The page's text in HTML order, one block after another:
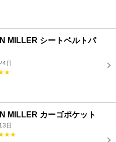
MILLER シートベルトパ
日
MILLER カーゴポケット
日